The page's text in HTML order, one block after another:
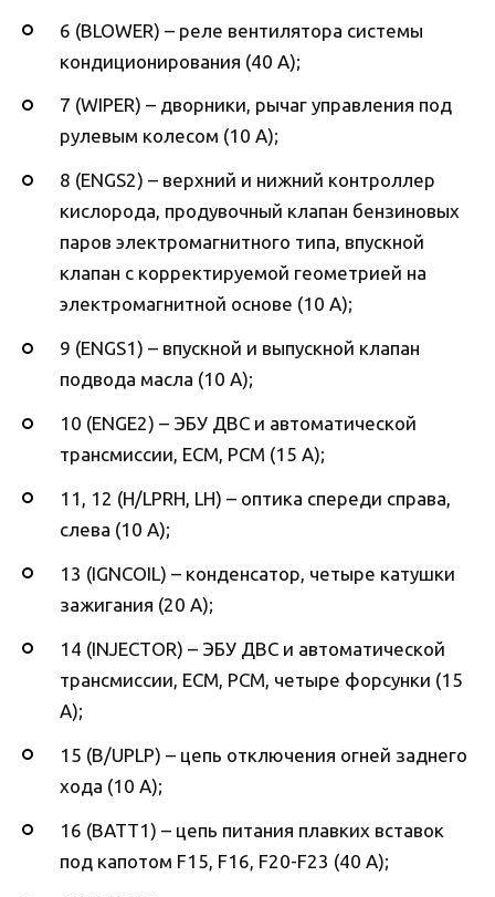
6 (BLOWER) – реле вентилятора системы
кондиционирования (40 А);
7 (WIPER) – дворники, рычаг управления под
рулевым колесом (10 А);
8 (ENGS2) – верхний и нижний контроллер
кислорода, продувочный клапан бензиновых
паров электромагнитного типа, впускной
клапан с корректируемой геометрией на
электромагнитной основе (10 А);
9 (ENGS1) – впускной и выпускной клапан
подвода масла (10 А);
10 (ENGE2) – ЭБУ ДВС и автоматической
трансмиссии, ECM, PCM (15 А);
11, 12 (H/LPRH, LH) – оптика спереди справа,
слева (10 А);
13 (IGNCOIL) – конденсатор, четыре катушки
зажигания (20 А);
14 (INJECTOR) – ЭБУ ДВС и автоматической
трансмиссии, ECM, PCM, четыре форсунки (15
А);
15 (B/UPLP) – цепь отключения огней заднего
хода (10 А);
16 (BATT1) – цепь питания плавких вставок
под капотом F15, F16, F20-F23 (40 А);